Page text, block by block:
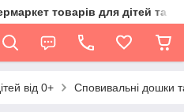
товарів для дітей та їх
від 0+ Сповивальні дошки